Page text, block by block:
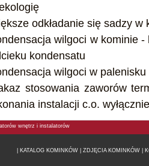
odkładanie się sadzy w
wilgoci w kominie
kondensatu
wilgoci w
stosowania zaworów
instalacji c.o.
wnętrz i instalatorów
| KATALOG KOMINKÓW | ZDJĘCIA KOMINKÓW |